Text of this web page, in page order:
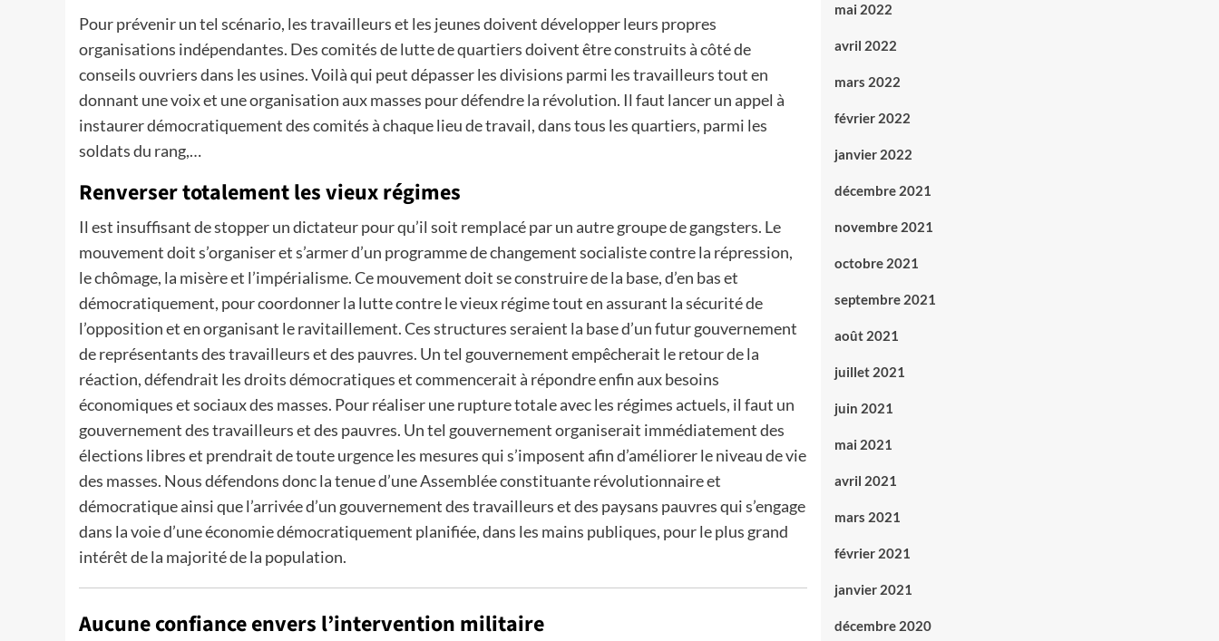
Pour prévenir un tel scénario, les travailleurs et les jeunes doivent développer leurs propres
organisations indépendantes. Des comités de lutte de quartiers doivent être construits à côté de
conseils ouvriers dans les usines. Voilà qui peut dépasser les divisions parmi les travailleurs tout en
donnant une voix et une organisation aux masses pour défendre la révolution. Il faut lancer un appel à
instaurer démocratiquement des comités à chaque lieu de travail, dans tous les quartiers, parmi les
soldats du rang,…
Renverser totalement les vieux régimes
Il est insuffisant de stopper un dictateur pour qu’il soit remplacé par un autre groupe de gangsters. Le
mouvement doit s’organiser et s’armer d’un programme de changement socialiste contre la répression,
le chômage, la misère et l’impérialisme. Ce mouvement doit se construire de la base, d’en bas et
démocratiquement, pour coordonner la lutte contre le vieux régime tout en assurant la sécurité de
l’opposition et en organisant le ravitaillement. Ces structures seraient la base d’un futur gouvernement
de représentants des travailleurs et des pauvres. Un tel gouvernement empêcherait le retour de la
réaction, défendrait les droits démocratiques et commencerait à répondre enfin aux besoins
économiques et sociaux des masses. Pour réaliser une rupture totale avec les régimes actuels, il faut un
gouvernement des travailleurs et des pauvres. Un tel gouvernement organiserait immédiatement des
élections libres et prendrait de toute urgence les mesures qui s’imposent afin d’améliorer le niveau de vie
des masses. Nous défendons donc la tenue d’une Assemblée constituante révolutionnaire et
démocratique ainsi que l’arrivée d’un gouvernement des travailleurs et des paysans pauvres qui s’engage
dans la voie d’une économie démocratiquement planifiée, dans les mains publiques, pour le plus grand
intérêt de la majorité de la population.
Aucune confiance envers l’intervention militaire
mai 2022
avril 2022
mars 2022
février 2022
janvier 2022
décembre 2021
novembre 2021
octobre 2021
septembre 2021
août 2021
juillet 2021
juin 2021
mai 2021
avril 2021
mars 2021
février 2021
janvier 2021
décembre 2020